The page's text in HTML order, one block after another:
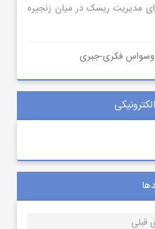
مدیریت ریسک در میان زنجیره
وسواس فکری-جبری
قبلی